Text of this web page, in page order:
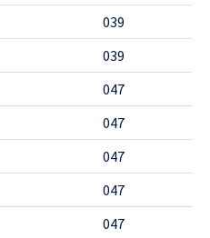
039
039
047
047
047
047
047